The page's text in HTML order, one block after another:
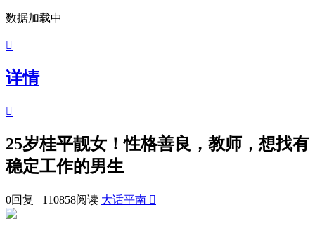
数据加载中

详情

25岁桂平靓女！性格善良，教师，想找有
稳定工作的男生
0回复 110858阅读 大话平南 